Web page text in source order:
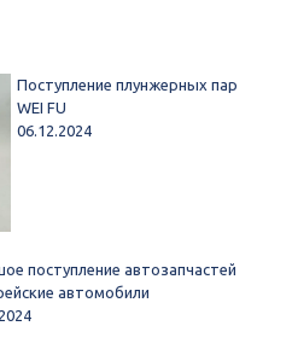
Поступление плунжерных пар
WEI FU
06.12.2024
поступление автозапчастей
автомобили